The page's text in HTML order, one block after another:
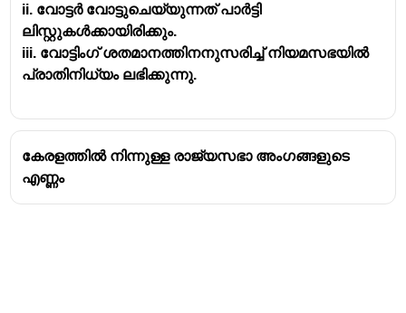
ii. വോട്ടർ വോട്ടുചെയ്യുന്നത് പാർട്ടി
ലിസ്റ്റുകൾക്കായിരിക്കും.
iii. വോട്ടിംഗ് ശതമാനത്തിനനുസരിച്ച് നിയമസഭയിൽ
പ്രാതിനിധ്യം ലഭിക്കുന്നു.
കേരളത്തിൽ നിന്നുള്ള രാജ്യസഭാ അംഗങ്ങളുടെ
എണ്ണം